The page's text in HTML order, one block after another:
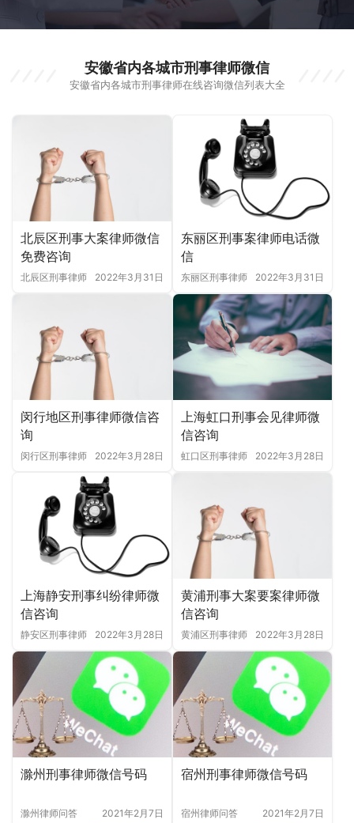
安徽省内各城市刑事律师微信
安徽省内各城市刑事律师在线咨询微信列表大全
北辰区刑事大案律师微信
免费咨询
北辰区刑事律师 2022年3月31日
东丽区刑事案律师电话微
信
东丽区刑事律师 2022年3月31日
闵行地区刑事律师微信咨
询
闵行区刑事律师 2022年3月28日
上海虹口刑事会见律师微
信咨询
虹口区刑事律师 2022年3月28日
上海静安刑事纠纷律师微
信咨询
静安区刑事律师 2022年3月28日
黄浦刑事大案要案律师微
信咨询
黄浦区刑事律师 2022年3月28日
滁州刑事律师微信号码
滁州律师问答 2021年2月7日
宿州刑事律师微信号码
宿州律师问答 2021年2月7日